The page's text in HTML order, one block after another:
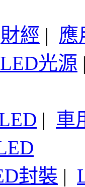
財經 | 應
LED光源
| 車
封裝 |